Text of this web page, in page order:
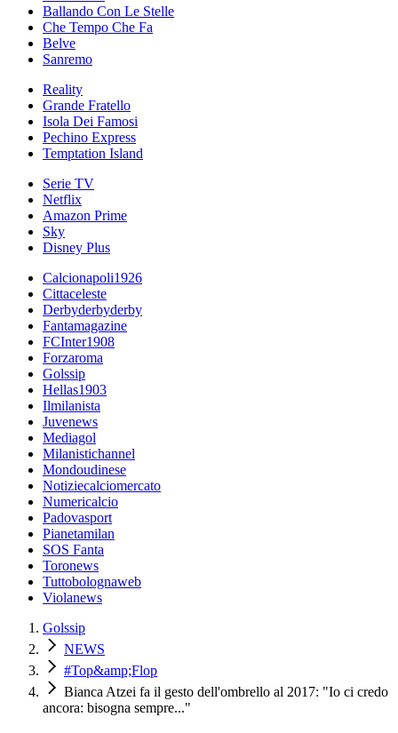
Ballando Con Le Stelle
Che Tempo Che Fa
Belve
Sanremo
Reality
Grande Fratello
Isola Dei Famosi
Pechino Express
Temptation Island
Serie TV
Netflix
Amazon Prime
Sky
Disney Plus
Calcionapoli1926
Cittaceleste
Derbyderbyderby
Fantamagazine
FCInter1908
Forzaroma
Golssip
Hellas1903
Ilmilanista
Juvenews
Mediagol
Milanistichannel
Mondoudinese
Notiziecalciomercato
Numericalcio
Padovasport
Pianetamilan
SOS Fanta
Toronews
Tuttobolognaweb
Violanews
Golssip
NEWS
#Top&amp;Flop
Bianca Atzei fa il gesto dell'ombrello al 2017: "Io ci credo
ancora: bisogna sempre..."